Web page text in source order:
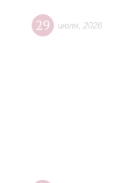
29 июля 2026